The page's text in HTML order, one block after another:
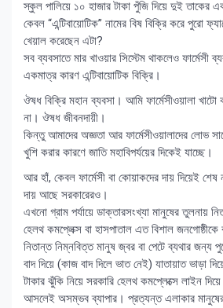
স্কুল পালিয়ে ১০ হাজার টাকা পুঁজি দিয়ে দুই তাকের
কেবল “এন্টিবায়োটিক” নামের বিষ বিক্রি করে পুরো
খেয়াল করেছেন এটা?
সব ব্যবসাতে মার খাওয়ার সিস্টেম থাকলেও ফার্মেসী
একমাত্র কারণ এন্টিবায়োটিক বিক্রি।
ঔষধ বিক্রি মহান ব্যবসা। আমি ফার্মেসীওয়ালা
না। ঔষধ জীবনদায়ী।
কিন্তু আমাদের অজ্ঞতা আর ফার্মেসীওয়ালাদের লোভ
খুশি করার কারণে জাতি মহাবিপর্যয়ের দিকেই যাচ্ছে।
আর হাঁ, কেবল ফার্মেসী বা কোয়াকদের দায় দিয়েই
দায় আছে সরকারেরও।
এখনো গ্রাম পর্যায়ে ডাক্তারসংখ্যা মানুষের তুলনায়
হেলথ কমপ্লেক্স বা হাসপাতাল এত বিশাল জনগোষ্ঠীকে
নিতান্ত নিম্নবিত্ত মানুষ জ্বর বা পেটে ব্যথার জন্য
বাদ দিয়ে (কাজ বাদ দিলে ভাত নেই) যাতায়াত ভাড়া
টাকার ঝুঁকি নিয়ে সরকারি হেলথ কমপ্লেক্সে লাইন
আসলেই অসম্ভব ব্যাপার। প্রত্যন্ত এলাকার